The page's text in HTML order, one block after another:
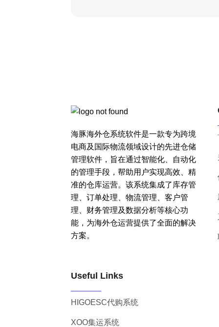
海豚海外仓系统软件是一款专为跨境
电商及国际物流领域设计的先进仓储
管理软件，旨在通过智能化、自动化
的管理手段，帮助用户实现高效、精
准的仓库运营。该系统集成了库存管
理、订单处理、物流管理、客户管
理、财务管理及数据分析等核心功
能，为海外仓运营提供了全面的解决
方案。
Useful Links
HIGOESC代购系统
XOO集运系统